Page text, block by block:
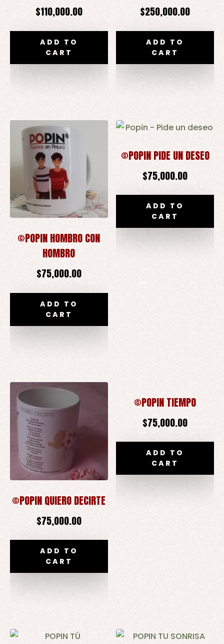
$110,000.00
ADD TO
CART
$250,000.00
ADD TO
CART
©POPIN HOMBRO CON
HOMBRO
$75,000.00
ADD TO
CART
©POPIN PIDE UN DESEO
$75,000.00
ADD TO
CART
©POPIN QUIERO DECIRTE
$75,000.00
ADD TO
CART
©POPIN TIEMPO
$75,000.00
ADD TO
CART